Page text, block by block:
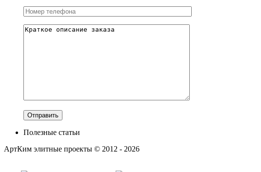
Полезные статьи
АртКим элитные проекты © 2012 - 2026